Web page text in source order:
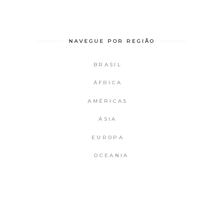
NAVEGUE POR REGIÃO
BRASIL
ÁFRICA
AMÉRICAS
ÁSIA
EUROPA
OCEANIA